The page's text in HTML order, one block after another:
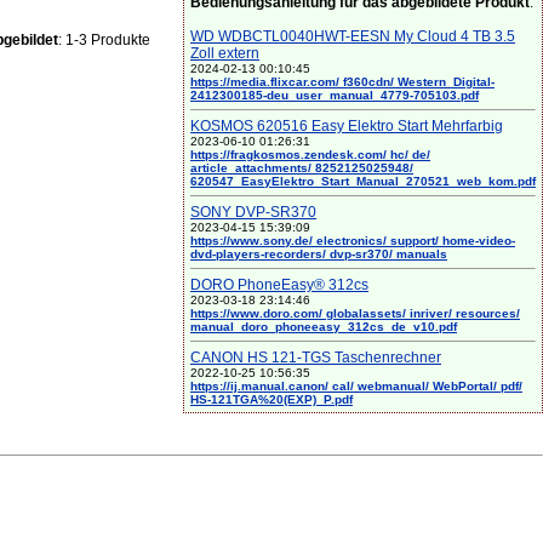
: 1-3 Produkte
WD WDBCTL0040HWT-EESN My Cloud 4 TB 3.5
Zoll extern
2024-02-13 00:10:45
https://media.flixcar.com/ f360cdn/ Western_Digital-
2412300185-deu_user_manual_4779-705103.pdf
KOSMOS 620516 Easy Elektro Start Mehrfarbig
2023-06-10 01:26:31
https://fragkosmos.zendesk.com/ hc/ de/
article_attachments/ 8252125025948/
620547_EasyElektro_Start_Manual_270521_web_kom.pdf
SONY DVP-SR370
2023-04-15 15:39:09
https://www.sony.de/ electronics/ support/ home-video-
dvd-players-recorders/ dvp-sr370/ manuals
DORO PhoneEasy® 312cs
2023-03-18 23:14:46
https://www.doro.com/ globalassets/ inriver/ resources/
manual_doro_phoneeasy_312cs_de_v10.pdf
CANON HS 121-TGS Taschenrechner
2022-10-25 10:56:35
https://ij.manual.canon/ cal/ webmanual/ WebPortal/ pdf/
HS-121TGA%20(EXP)_P.pdf